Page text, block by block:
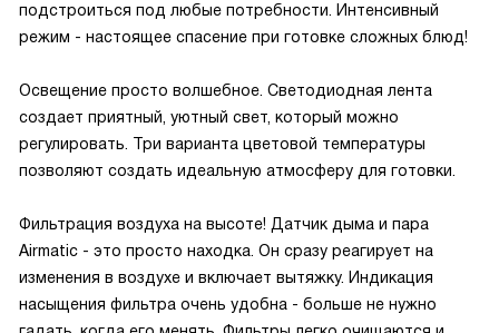
подстроиться под любые потребности. Интенсивный
режим - настоящее спасение при готовке сложных блюд!
Освещение просто волшебное. Светодиодная лента
создает приятный, уютный свет, который можно
регулировать. Три варианта цветовой температуры
позволяют создать идеальную атмосферу для готовки.
Фильтрация воздуха на высоте! Датчик дыма и пара
Airmatic - это просто находка. Он сразу реагирует на
изменения в воздухе и включает вытяжку. Индикация
насыщения фильтра очень удобна - больше не нужно